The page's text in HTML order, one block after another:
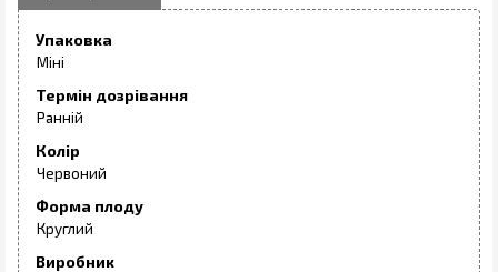
Упаковка
Міні
Термін дозрівання
Ранній
Колір
Червоний
Форма плоду
Круглий
Виробник